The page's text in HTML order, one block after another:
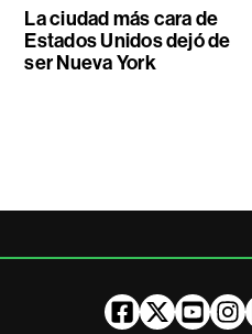
La ciudad más cara de
Estados Unidos dejó de
ser Nueva York